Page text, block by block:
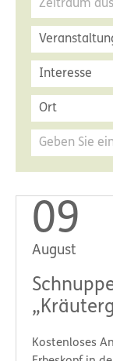
Interesse
Ort
09
August
Kostenloses